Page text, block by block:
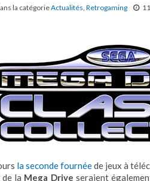
la catégorieActualités, Retrogaming
la seconde fournéede jeux à
la Mega Drive seraient